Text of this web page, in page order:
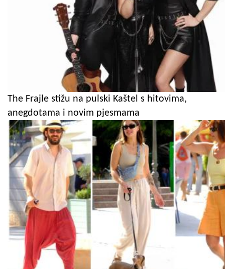
The Frajle stižu na pulski Kaštel s hitovima,
anegdotama i novim pjesmama